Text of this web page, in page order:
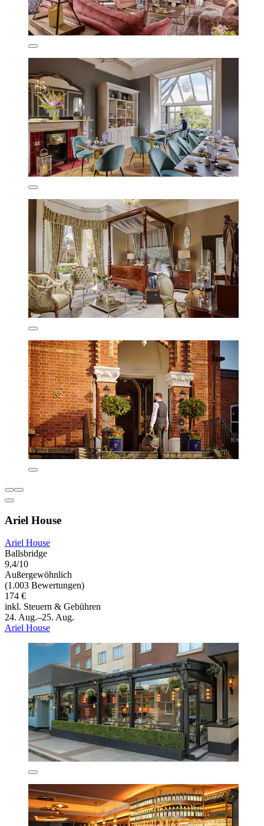
Ariel House
Ariel House
Ballsbridge
9,4/10
Außergewöhnlich
(1.003 Bewertungen)
174 €
inkl. Steuern & Gebühren
24. Aug.–25. Aug.
Ariel House